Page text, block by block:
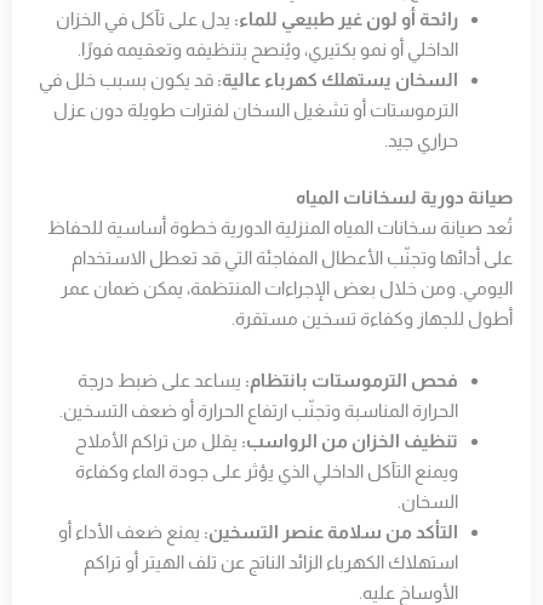
رائحة أو لون غير طبيعي للماء: يدل على تآكل في الخزان
الداخلي أو نمو بكتيري، ويُنصح بتنظيفه وتعقيمه فورًا.
السخان يستهلك كهرباء عالية: قد يكون بسبب خلل في
الترموستات أو تشغيل السخان لفترات طويلة دون عزل
حراري جيد.
صيانة دورية لسخانات المياه
تُعد صيانة سخانات المياه المنزلية الدورية خطوة أساسية للحفاظ
على أدائها وتجنّب الأعطال المفاجئة التي قد تعطل الاستخدام
اليومي. ومن خلال بعض الإجراءات المنتظمة، يمكن ضمان عمر
أطول للجهاز وكفاءة تسخين مستقرة.
فحص الترموستات بانتظام: يساعد على ضبط درجة
الحرارة المناسبة وتجنّب ارتفاع الحرارة أو ضعف التسخين.
تنظيف الخزان من الرواسب: يقلل من تراكم الأملاح
ويمنع التآكل الداخلي الذي يؤثر على جودة الماء وكفاءة
السخان.
التأكد من سلامة عنصر التسخين: يمنع ضعف الأداء أو
استهلاك الكهرباء الزائد الناتج عن تلف الهيتر أو تراكم
الأوساخ عليه.